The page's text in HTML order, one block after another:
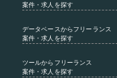
案件・求人を探す
データベース からフリーランス
案件・求人を探す
ツールからフリーランス
案件・求人を探す